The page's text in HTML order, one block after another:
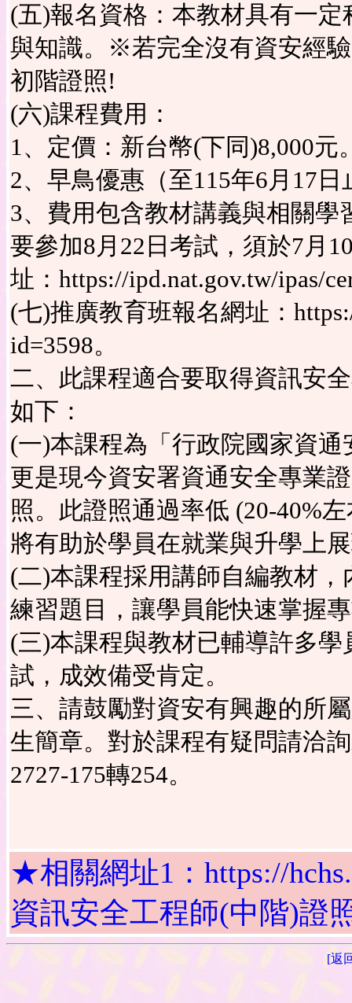
(五)報名資格：本教材具有一
與知識。※若完全沒有資安經
初階證照!
(六)課程費用：
1、定價：新台幣(下同)8,000元
2、早鳥優惠（至115年6月17日
3、費用包含教材講義與相關
要參加8月22日考試，須於7月
址：https://ipd.nat.gov.tw/ipas/
(七)推廣教育班報名網址：
id=3598。
二、此課程適合要取得資訊安
如下：
(一)本課程為「行政院國家資
更是現今資安署資通安全專業
照。此證照通過率低 (20-40%
將有助於學員在就業與升學上
(二)本課程採用講師自編教材
練習題目，讓學員能快速掌握
(三)本課程與教材已輔導許多
試，成效備受肯定。
三、請鼓勵對資安有興趣的所
生簡章。對於課程有疑問請洽
2727-175轉254。
★相關網址1：https://
資訊安全工程師(中階)證
[返